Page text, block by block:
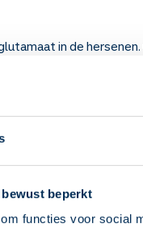
beperkt
functies voor social
in de
memantine verergert